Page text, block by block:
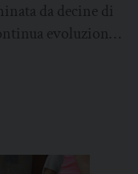
da decine di
evoluzione,